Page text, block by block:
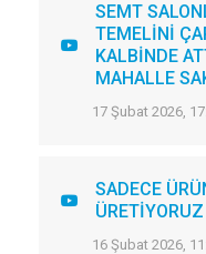
SEMT
TEMELİNİ
KALBİNDE
MAHALLE
17 Şubat 2026,
SADECE
ÜRETİYORUZ
16 Şubat 2026,